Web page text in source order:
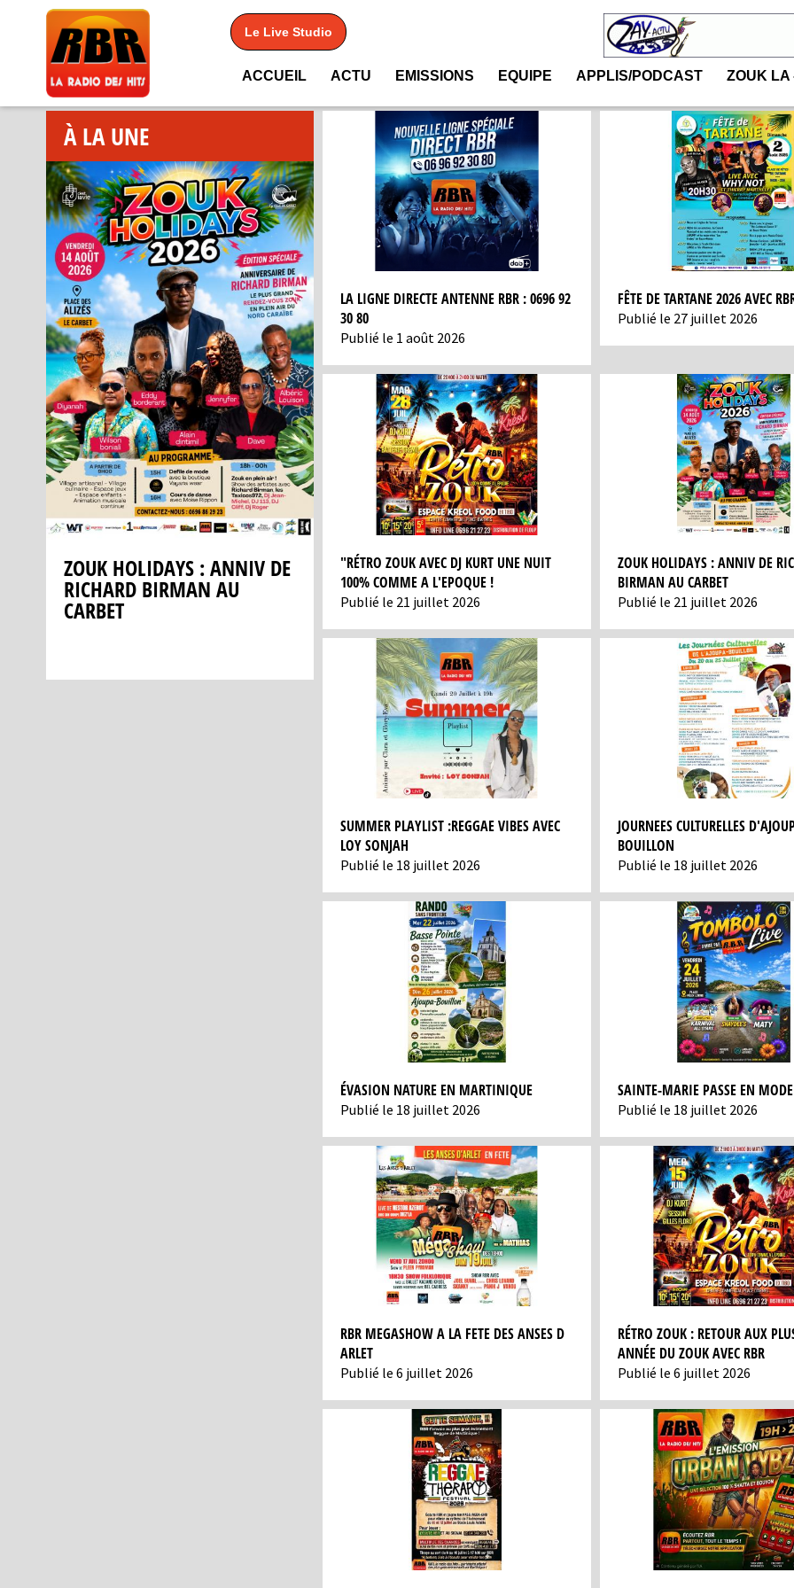
Le Live Studio
ACCUEIL ACTU EMISSIONS EQUIPE APPLIS/PODCAST ZOUK LA
À LA UNE
ZOUK HOLIDAYS : ANNIV DE
RICHARD BIRMAN AU
CARBET
URBAN VYBZ DÉBARQUE SUR
RBR : DEUX HEURES 100 %
SHATTA ET BOUYON
ANTAN VINYLS,
DÉBARQUE SUR RBR
LA LIGNE DIRECTE ANTENNE RBR : 0696 92
30 80
Publié le 1 août 2026
FÊTE DE TARTANE 2026 AVEC
Publié le 27 juillet 2026
"RÉTRO ZOUK AVEC DJ KURT UNE NUIT
100% COMME A L'EPOQUE !
Publié le 21 juillet 2026
ZOUK HOLIDAYS : ANNIV DE
BIRMAN AU CARBET
Publié le 21 juillet 2026
SUMMER PLAYLIST :REGGAE VIBES AVEC
LOY SONJAH
Publié le 18 juillet 2026
JOURNEES CULTURELLES
BOUILLON
Publié le 18 juillet 2026
ÉVASION NATURE EN MARTINIQUE
Publié le 18 juillet 2026
SAINTE-MARIE PASSE EN
Publié le 18 juillet 2026
RBR MEGASHOW A LA FETE DES ANSES D
ARLET
Publié le 6 juillet 2026
RÉTRO ZOUK : RETOUR AUX
ANNÉE DU ZOUK AVEC RBR
Publié le 6 juillet 2026